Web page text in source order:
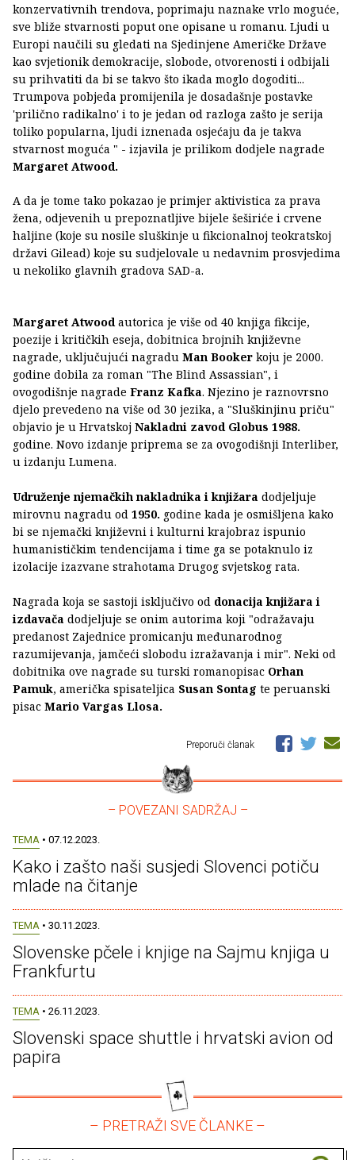
konzervativnih trendova, poprimaju naznake vrlo moguće,
sve bliže stvarnosti poput one opisane u romanu. Ljudi u
Europi naučili su gledati na Sjedinjene Američke Države
kao svjetionik demokracije, slobode, otvorenosti i odbijali
su prihvatiti da bi se takvo što ikada moglo dogoditi...
Trumpova pobjeda promijenila je dosadašnje postavke
'prilično radikalno' i to je jedan od razloga zašto je serija
toliko popularna, ljudi iznenada osjećaju da je takva
stvarnost moguća " - izjavila je prilikom dodjele nagrade
Margaret Atwood.
A da je tome tako pokazao je primjer aktivistica za prava
žena, odjevenih u prepoznatljive bijele šeširiće i crvene
haljine (koje su nosile sluškinje u fikcionalnoj teokratskoj
državi Gilead) koje su sudjelovale u nedavnim prosvjedima
u nekoliko glavnih gradova SAD-a.
Margaret Atwood autorica je više od 40 knjiga fikcije,
poezije i kritičkih eseja, dobitnica brojnih književne
nagrade, uključujući nagradu Man Booker koju je 2000.
godine dobila za roman "The Blind Assassian", i
ovogodišnje nagrade Franz Kafka. Njezino je raznovrsno
djelo prevedeno na više od 30 jezika, a "Sluškinjinu priču"
objavio je u Hrvatskoj Nakladni zavod Globus 1988.
godine. Novo izdanje priprema se za ovogodišnji Interliber,
u izdanju Lumena.
Udruženje njemačkih nakladnika i knjižara dodjeljuje
mirovnu nagradu od 1950. godine kada je osmišljena kako
bi se njemački književni i kulturni krajobraz ispunio
humanističkim tendencijama i time ga se potaknulo iz
izolacije izazvane strahotama Drugog svjetskog rata.
Nagrada koja se sastoji isključivo od donacija knjižara i
izdavača dodjeljuje se onim autorima koji "odražavaju
predanost Zajednice promicanju međunarodnog
razumijevanja, jamčeći slobodu izražavanja i mir". Neki od
dobitnika ove nagrade su turski romanopisac Orhan
Pamuk, američka spisateljica Susan Sontag te peruanski
pisac Mario Vargas Llosa.
Preporuči članak
– POVEZANI SADRŽAJ –
TEMA • 07.12.2023.
Kako i zašto naši susjedi Slovenci potiču
mlade na čitanje
TEMA • 30.11.2023.
Slovenske pčele i knjige na Sajmu knjiga u
Frankfurtu
TEMA • 26.11.2023.
Slovenski space shuttle i hrvatski avion od
papira
– PRETRAŽI SVE ČLANKE –